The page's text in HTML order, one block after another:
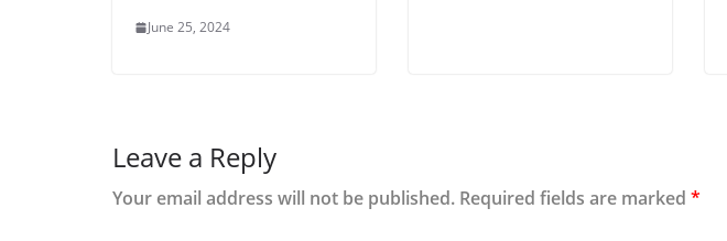
June 25, 2024
Leave a Reply
Your email address will not be published. Required fields are marked *